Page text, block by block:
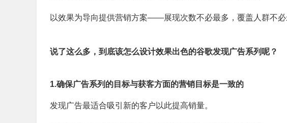
以效果为导向提供营销方案——展现次数不必最多，覆盖人群不
说了这么多，到底该怎么设计效果出色的谷歌发现广告系列呢？
1.确保广告系列的目标与获客方面的营销目标是一致的
发现广告最适合吸引新的客户以此提高销量。